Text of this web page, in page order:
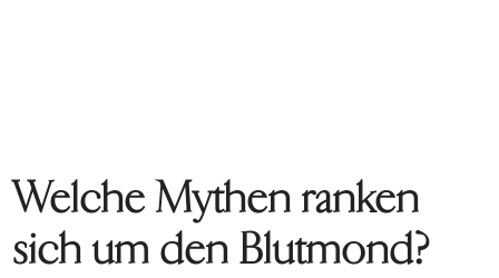
Welche Mythen ranken
sich um den Blutmond?